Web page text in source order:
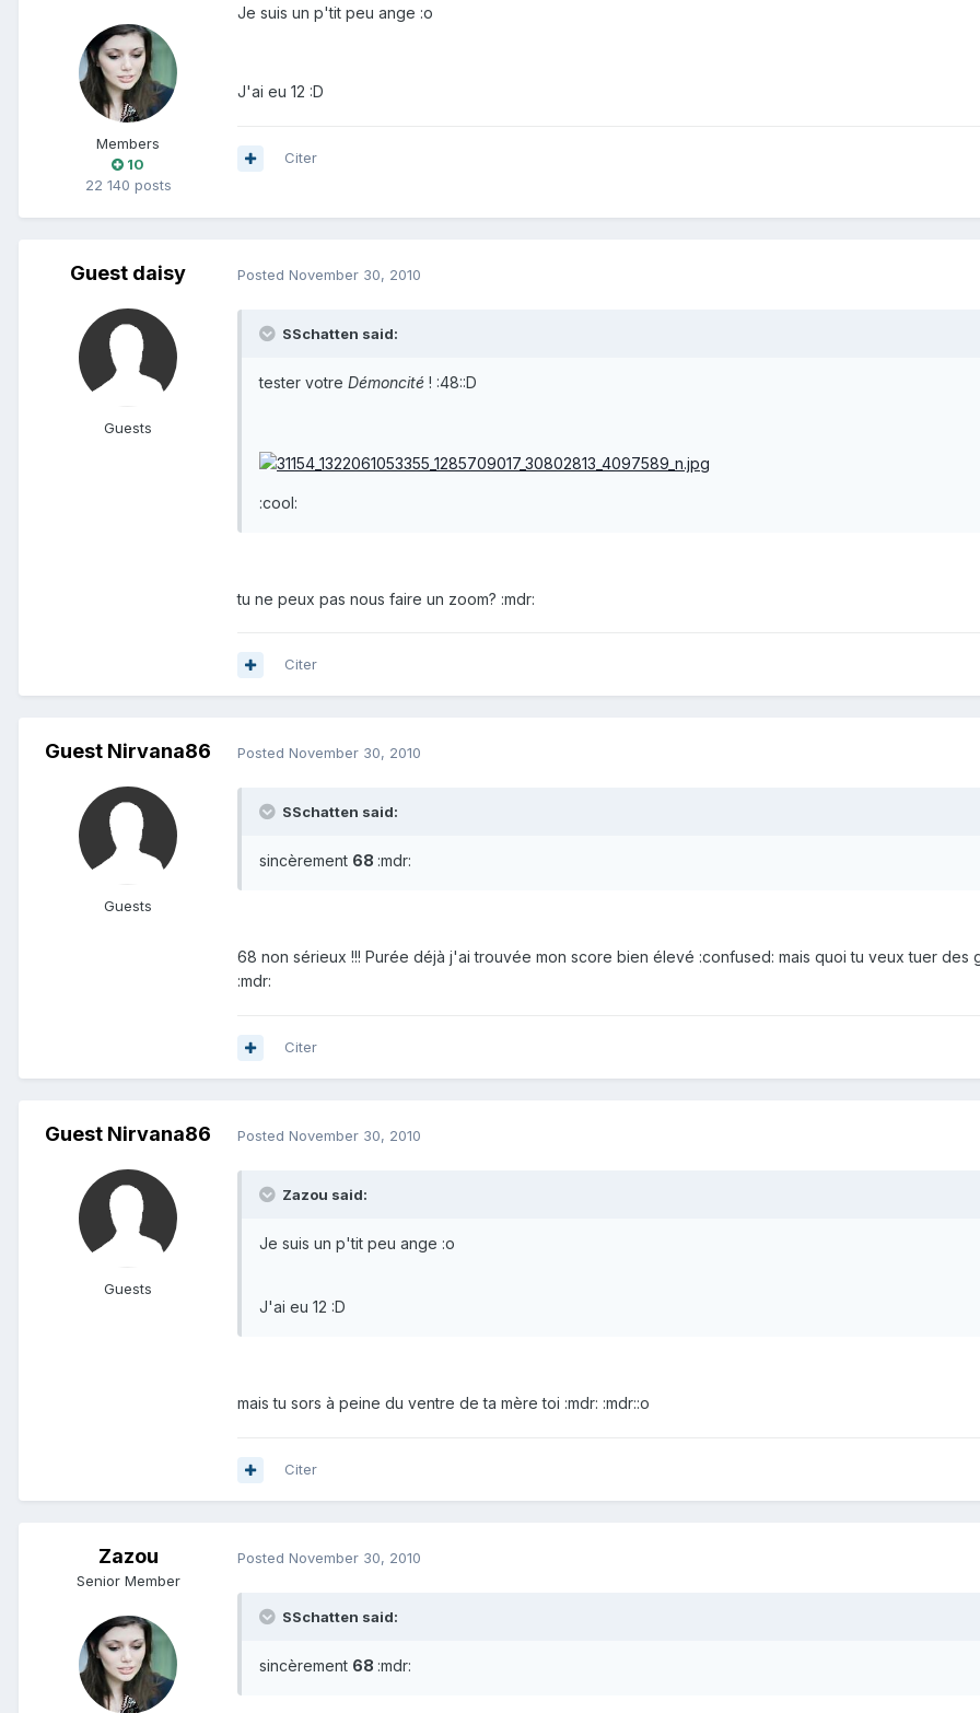
Members
10
22 140 posts
Je suis un p'tit peu ange :o
J'ai eu 12 :D
Citer
Guest daisy
Guests
Posted November 30, 2010
SSchatten said:
tester votre Démoncité ! :48::D
:cool:
tu ne peux pas nous faire un zoom? :mdr:
Citer
Guest Nirvana86
Guests
Posted November 30, 2010
SSchatten said:
sincèrement 68 :mdr:
68 non sérieux !!! Purée déjà j'ai trouvée mon score bien élevé :confused: mais quoi tu veux tuer des
:mdr:
Citer
Guest Nirvana86
Guests
Posted November 30, 2010
Zazou said:
Je suis un p'tit peu ange :o
J'ai eu 12 :D
mais tu sors à peine du ventre de ta mère toi :mdr: :mdr::o
Citer
Zazou
Senior Member
Posted November 30, 2010
SSchatten said:
sincèrement 68 :mdr: